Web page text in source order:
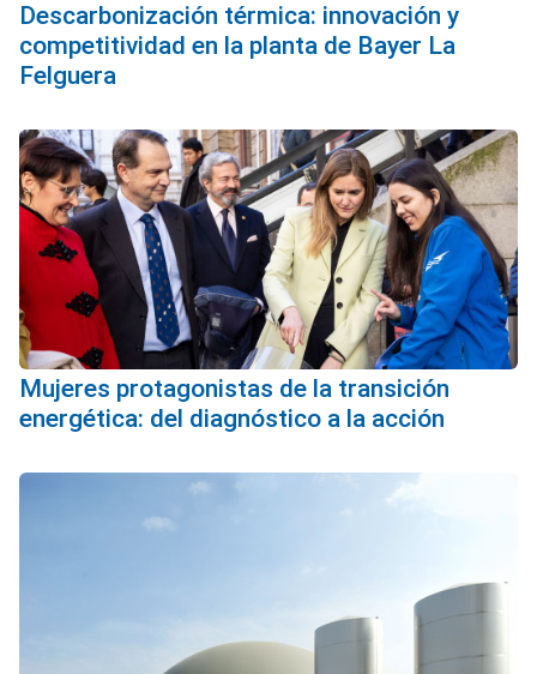
Descarbonización térmica: innovación y
competitividad en la planta de Bayer La
Felguera
Mujeres protagonistas de la transición
energética: del diagnóstico a la acción